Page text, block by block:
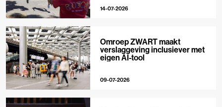
14-07-2026
Omroep ZWART maakt
verslaggeving inclusiever met
eigen AI-tool
09-07-2026